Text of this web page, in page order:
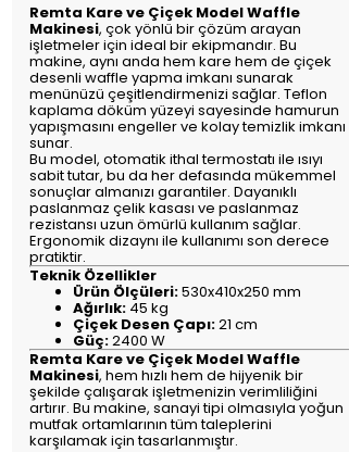
Remta Kare ve Çiçek Model Waffle
Makinesi, çok yönlü bir çözüm arayan
işletmeler için ideal bir ekipmandır. Bu
makine, aynı anda hem kare hem de çiçek
desenli waffle yapma imkanı sunarak
menünüzü çeşitlendirmenizi sağlar. Teflon
kaplama döküm yüzeyi sayesinde hamurun
yapışmasını engeller ve kolay temizlik imkanı
sunar.
Bu model, otomatik ithal termostatı ile ısıyı
sabit tutar, bu da her defasında mükemmel
sonuçlar almanızı garantiler. Dayanıklı
paslanmaz çelik kasası ve paslanmaz
rezistansı uzun ömürlü kullanım sağlar.
Ergonomik dizaynı ile kullanımı son derece
pratiktir.
Teknik Özellikler
Ürün Ölçüleri:530x410x250 mm
Ağırlık: 45 kg
Çiçek Desen Çapı:21 cm
Güç:2400 W
Remta Kare ve Çiçek Model Waffle
Makinesi, hem hızlı hem de hijyenik bir
şekilde çalışarak işletmenizin verimliliğini
artırır. Bu makine, sanayi tipi olmasıyla yoğun
mutfak ortamlarının tüm taleplerini
karşılamak için tasarlanmıştır.